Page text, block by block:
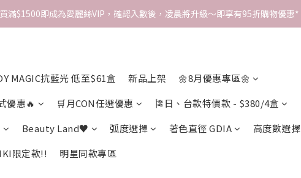
滿$1500即成為愛麗絲VIP，確認入數後，凌晨將升級～即享有95折購物優惠*
MAGIC抗藍光 低至$61盒 新品上架
🌼8月優惠專區🌼
優惠🔥
🛒月CON任選優惠
🎏日、台款特價款 - $380/4盒
Beauty Land♥ 弧度選擇 著色直徑 GDIA
高度數選擇
限定款!!
明星同款專區